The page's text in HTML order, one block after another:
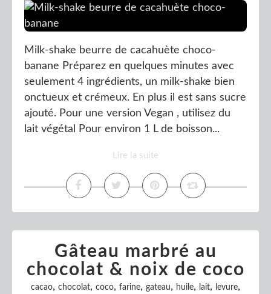
Milk-shake beurre de cacahuète choco-
banane Préparez en quelques minutes avec
seulement 4 ingrédients, un milk-shake bien
onctueux et crémeux. En plus il est sans sucre
ajouté. Pour une version Vegan , utilisez du
lait végétal Pour environ 1 L de boisson...
Lire la suite
Gâteau marbré au
chocolat & noix de coco
cacao, chocolat, coco, farine, gateau, huile, lait, levure,